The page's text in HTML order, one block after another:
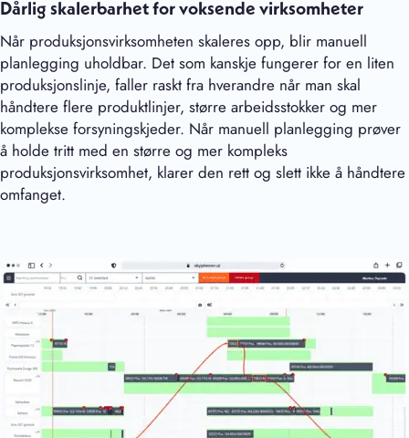
Dårlig skalerbarhet for voksende virksomheter
Når produksjonsvirksomheten skaleres opp, blir manuell
planlegging uholdbar. Det som kanskje fungerer for en liten
produksjonslinje, faller raskt fra hverandre når man skal
håndtere flere produktlinjer, større arbeidsstokker og mer
komplekse forsyningskjeder. Når manuell planlegging prøver
å holde tritt med en større og mer kompleks
produksjonsvirksomhet, klarer den rett og slett ikke å håndtere
omfanget.